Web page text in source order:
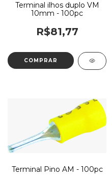
Terminal ilhos duplo VM
10mm - 100pc
R$81,77
Terminal Pino AM - 100pc